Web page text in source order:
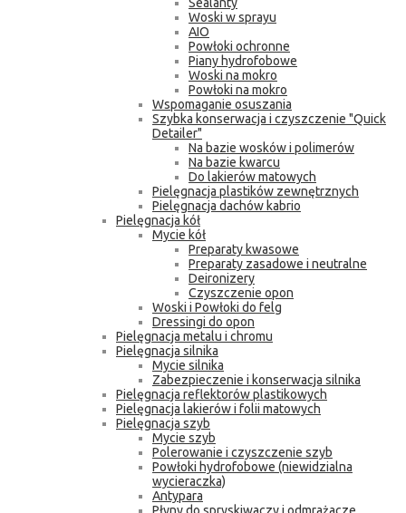
Woski w sprayu
AIO
Powłoki ochronne
Piany hydrofobowe
Woski na mokro
Powłoki na mokro
Wspomaganie osuszania
Szybka konserwacja i czyszczenie "Quick
Detailer"
Na bazie wosków i polimerów
Na bazie kwarcu
Do lakierów matowych
Pielęgnacja plastików zewnętrznych
Pielęgnacja dachów kabrio
Pielęgnacja kół
Mycie kół
Preparaty kwasowe
Preparaty zasadowe i neutralne
Deironizery
Czyszczenie opon
Woski i Powłoki do felg
Dressingi do opon
Pielęgnacja metalu i chromu
Pielęgnacja silnika
Mycie silnika
Zabezpieczenie i konserwacja silnika
Pielęgnacja reflektorów plastikowych
Pielęgnacja lakierów i folii matowych
Pielęgnacja szyb
Mycie szyb
Polerowanie i czyszczenie szyb
Powłoki hydrofobowe (niewidzialna
wycieraczka)
Antypara